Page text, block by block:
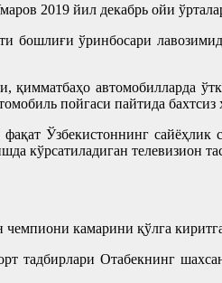
2019 йил декабрь ойи
бошлиғи ўринбосари
қимматбаҳо автомобилларда
пойгаси пайтида бахтсиз
Ўзбекистоннинг
кўрсатиладиган телевизион
чемпиони камарини қўлга
тадбирлари Отабекнинг